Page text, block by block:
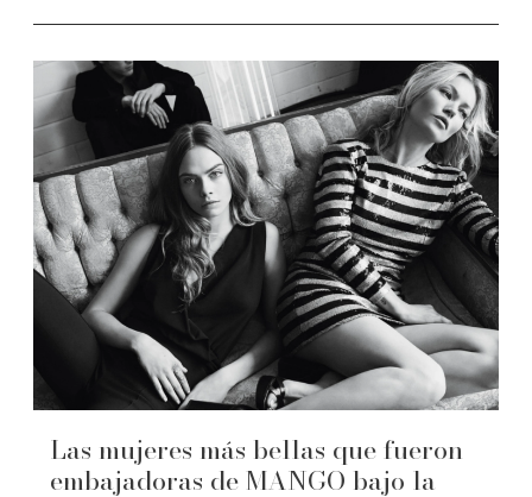
Las mujeres más bellas que fueron
embajadoras de MANGO bajo la